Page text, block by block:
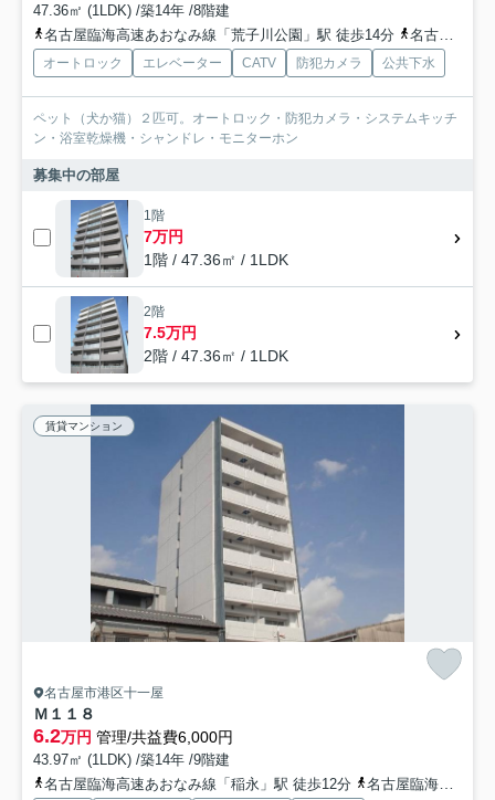
47.36㎡ (1LDK) /築14年 /8階建
名古屋臨海高速あおなみ線「荒子川公園」駅 徒歩14分
名古屋臨海高速あおなみ線「稲永」駅 徒歩18分
オートロック エレベーター CATV 防犯カメラ 公共下水
ペット（犬か猫）２匹可。オートロック・防犯カメラ・システムキッチ
ン・浴室乾燥機・シャンドレ・モニターホン
募集中の部屋
1階
7万円
1階 / 47.36㎡ / 1LDK
2階
7.5万円
2階 / 47.36㎡ / 1LDK
賃貸マンション
名古屋市港区十一屋
Ｍ１１８
6.2万円 管理/共益費6,000円
43.97㎡ (1LDK) /築14年 /9階建
名古屋臨海高速あおなみ線「稲永」駅 徒歩12分
名古屋臨海高速あおなみ線「荒子川公園」駅 徒歩18分